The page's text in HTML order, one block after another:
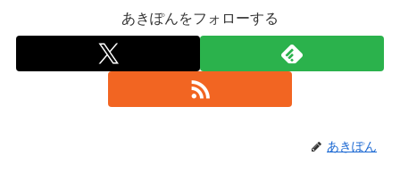
あきぽんをフォローする
あきぽん